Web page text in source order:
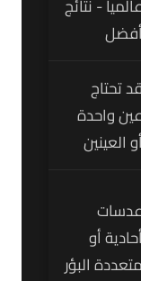
عالمياً - نتائج
أفضل
قد تحتاج
عين واحدة
أو العينين
عدسات
أحادية أو
متعددة البؤر